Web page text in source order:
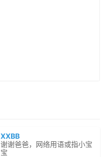
XXBB
谢谢爸爸，网络用语或指小宝
宝